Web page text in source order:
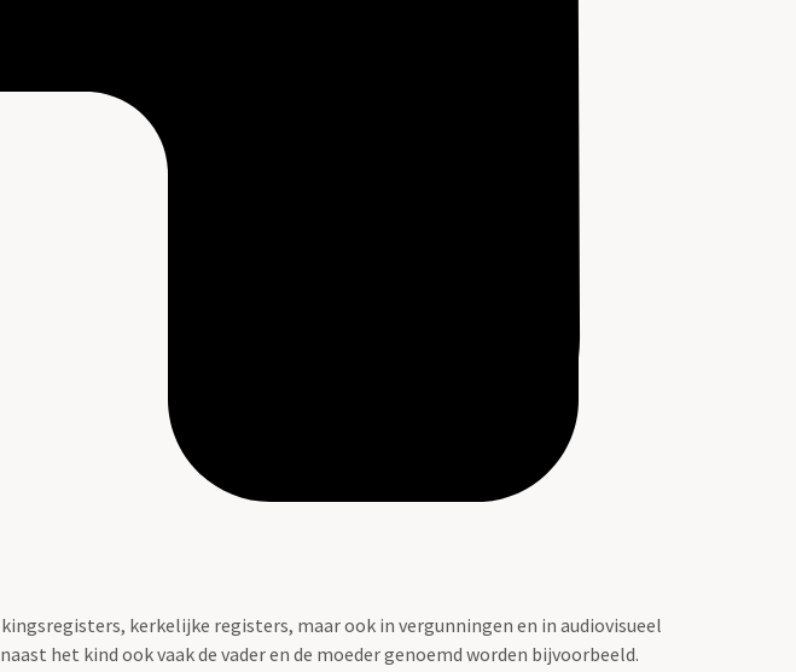
kerkelijke registers, maar ook in vergunningen en in audiovisueel
het kind ook vaak de vader en de moeder genoemd worden bijvoorbeeld.